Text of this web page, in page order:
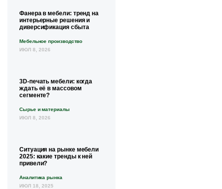
Фанера в мебели: тренд на
интерьерные решения и
диверсификация сбыта
Мебельное производство
ИЮЛ 8, 2026
3D-печать мебели: когда
ждать её в массовом
сегменте?
Сырье и материалы
ИЮЛ 8, 2026
Ситуация на рынке мебели
2025: какие тренды к ней
привели?
Аналитика рынка
ИЮЛ 18, 2025